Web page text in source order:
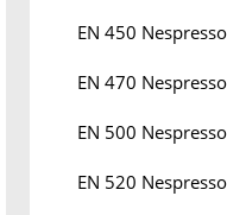
EN 450 Nespresso
EN 470 Nespresso
EN 500 Nespresso
EN 520 Nespresso